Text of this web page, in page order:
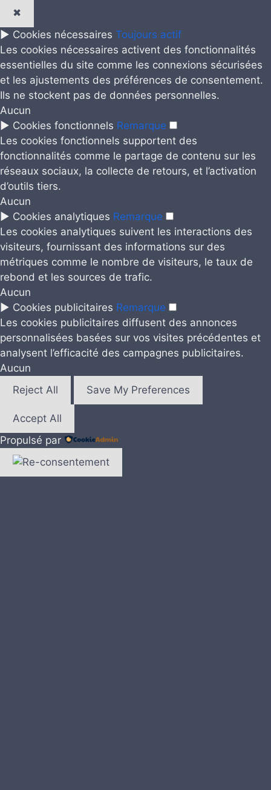
✖
► Cookies nécessaires Toujours actif
Les cookies nécessaires activent des fonctionnalités
essentielles du site comme les connexions sécurisées
et les ajustements des préférences de consentement.
Ils ne stockent pas de données personnelles.
Aucun
► Cookies fonctionnels Remarque
Les cookies fonctionnels supportent des
fonctionnalités comme le partage de contenu sur les
réseaux sociaux, la collecte de retours, et l’activation
d’outils tiers.
Aucun
► Cookies analytiques Remarque
Les cookies analytiques suivent les interactions des
visiteurs, fournissant des informations sur des
métriques comme le nombre de visiteurs, le taux de
rebond et les sources de trafic.
Aucun
► Cookies publicitaires Remarque
Les cookies publicitaires diffusent des annonces
personnalisées basées sur vos visites précédentes et
analysent l’efficacité des campagnes publicitaires.
Aucun
Reject All
Save My Preferences
Accept All
Propulsé par